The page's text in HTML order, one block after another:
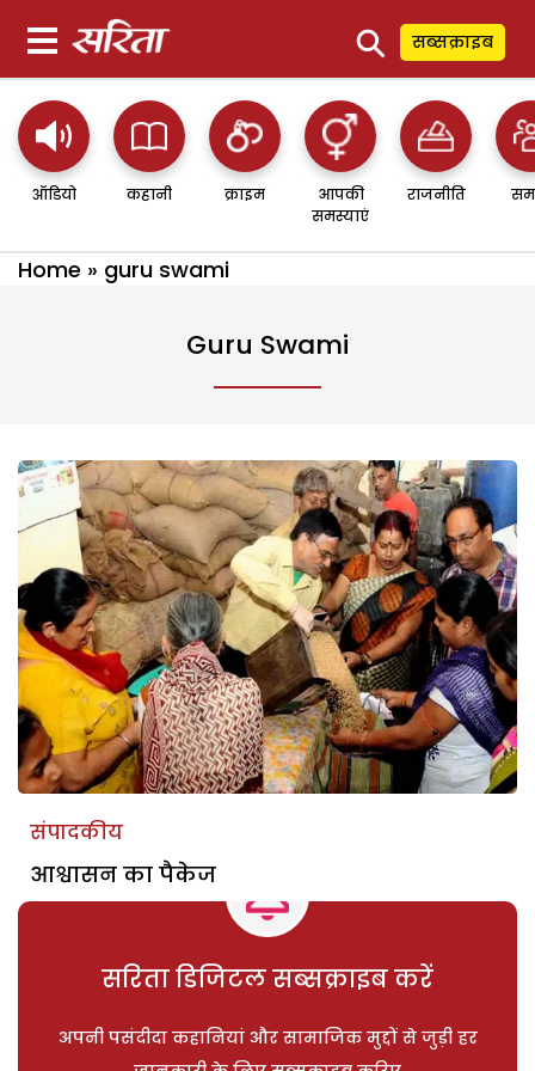
⚲ सब्सक्राइब
ऑडियो कहानी क्राइम
आपकी
समस्याएं
राजनीति
Home » guru swami
Guru Swami
संपादकीय
आश्वासन का पैकेज
सरिता डिजिटल सब्सक्राइब करें
अपनी पसंदीदा कहानियां और सामाजिक मुद्दों से जुड़ी हर